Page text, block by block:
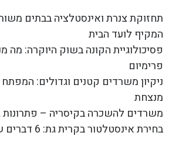
תחזוקת צנרת ואינסטלציה בבתים
המקיף לועד הבית
פסיכולוגיית הקונה בשוק היוקרה: מה
פרימיום
ניקיון משרדים קטנים וגדולים:
מנצחת
משרדים להשכרה בקיסריה – פתרונות
בחירת אינסטלטור בקרית גת: 6 דברים שלא כדאי לפספס